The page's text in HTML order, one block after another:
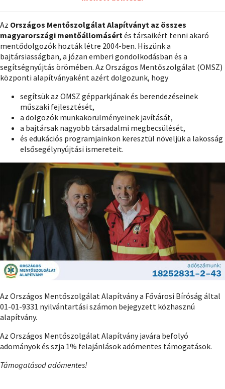
Az Országos Mentőszolgálat Alapítványt az összes
magyarországi mentőállomásért és társaikért tenni akaró
mentődolgozók hozták létre 2004-ben. Hiszünk a
bajtársiasságban, a józan emberi gondolkodásban és a
segítségnyújtás örömében. Az Országos Mentőszolgálat (OMSZ)
központi alapítványaként azért dolgozunk, hogy
segítsük az OMSZ gépparkjának és berendezéseinek
műszaki fejlesztését,
a dolgozók munkakörülményeinek javítását,
a bajtársak nagyobb társadalmi megbecsülését,
és edukációs programjainkon keresztül növeljük a lakosság
elsősegélynyújtási ismereteit.
Az Országos Mentőszolgálat Alapítvány a Fővárosi Bíróság által
01-01-9331 nyilvántartási számon bejegyzett közhasznú
alapítvány.
Az Országos Mentőszolgálat Alapítvány javára befolyó
adományok és szja 1% felajánlások adómentes támogatások.
Támogatásod adómentes!